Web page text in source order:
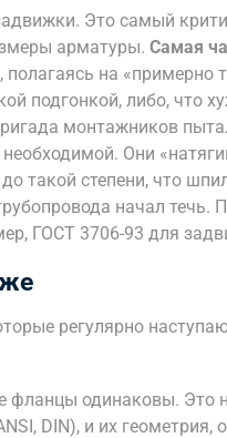
Это самый
арматуры. Самая
на «примерно
подгонкой, либо, что
монтажников
Они
такой степени, что
начал течь.
ГОСТ 3706-93 для
регулярно
фланцы одинаковы. Это
DIN), и их геометрия,